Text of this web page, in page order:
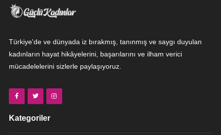
Türkiye'de ve dünyada iz bırakmış, tanınmış ve saygı duyulan
kadınların hayat hikâyelerini, başarılarını ve ilham verici
mücadelelerini sizlerle paylaşıyoruz.
Kategoriler